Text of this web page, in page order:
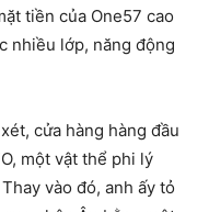
tiền của One57 cao
nhiều lớp, năng động
cửa hàng hàng đầu
một vật thể phi lý
vào đó, anh ấy tỏ